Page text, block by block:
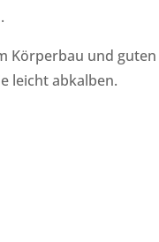
Körperbau und guten
leicht abkalben.